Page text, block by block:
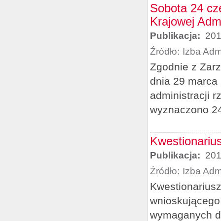
Sobota 24
Krajowej
Publikacja:
Źródło: Izba
Zgodnie z
dnia 29
administracji
wyznaczono
Publikacja:
Źródło: Izba
wymaganych